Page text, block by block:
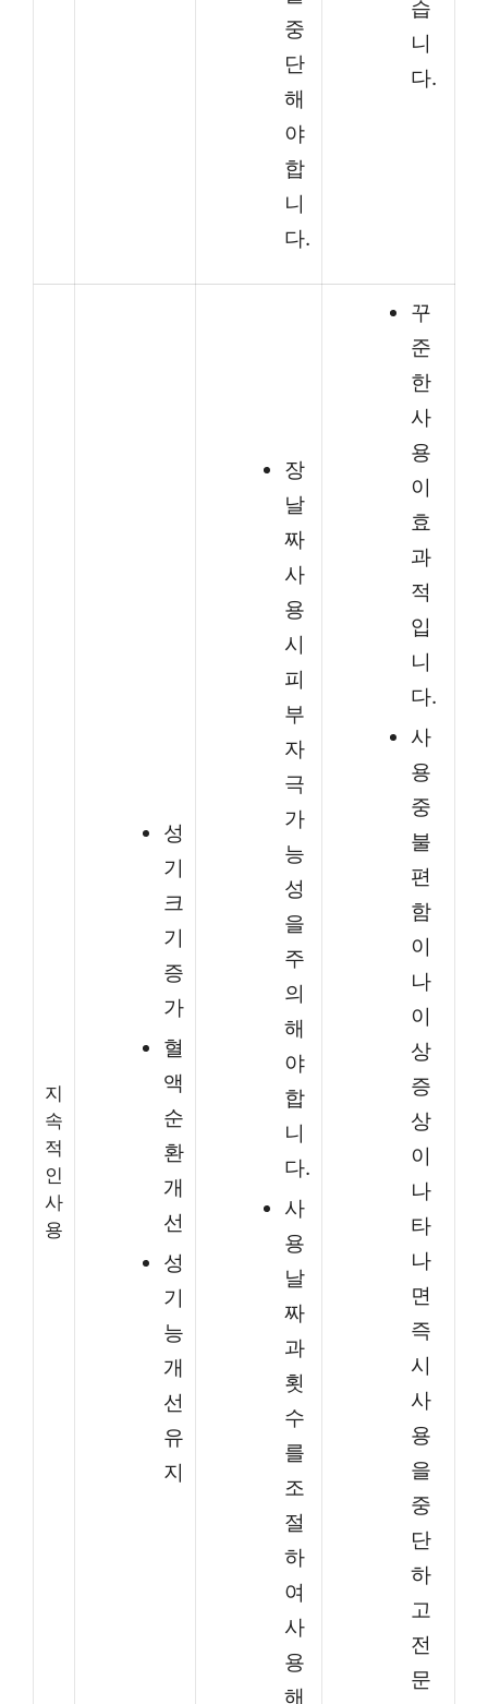
중
단
해
야
합
니
다.
습
니
다.
지
속
적
인
사
용
성
기
크
기
증
가
혈
액
순
환
개
선
성
기
능
개
선
유
지
장
날
짜
사
용
시
피
부
자
극
가
능
성
을
주
의
해
야
합
니
다.
사
용
날
짜
과
횟
수
를
조
절
하
여
사
용
해
꾸
준
한
사
용
이
효
과
적
입
니
다.
사
용
중
불
편
함
이
나
이
상
증
상
이
나
타
나
면
즉
시
사
용
을
중
단
하
고
전
문